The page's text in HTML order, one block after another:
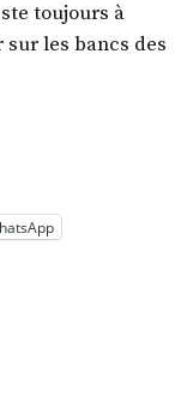
toujours à
les bancs des